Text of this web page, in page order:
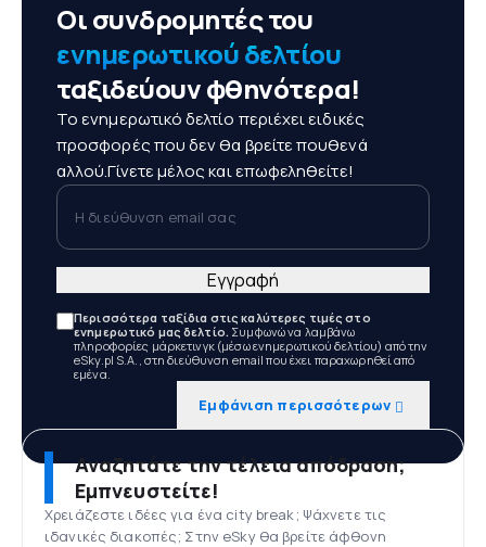
Οι συνδρομητές του
ενημερωτικού δελτίου
ταξιδεύουν φθηνότερα!
Το ενημερωτικό δελτίο περιέχει ειδικές
προσφορές που δεν θα βρείτε πουθενά
αλλού.Γίνετε μέλος και επωφεληθείτε!
Η διεύθυνση email σας
Περισσότερα ταξίδια στις καλύτερες τιμές στο
ενημερωτικό μας δελτίο. Συμφωνώ να λαμβάνω
πληροφορίες μάρκετινγκ (μέσω ενημερωτικού δελτίου) από την
eSky.pl S.A., στη διεύθυνση email που έχει παραχωρηθεί από
εμένα.
Εμφάνιση περισσότερων
Εγγραφή
Αναζητάτε την τέλεια απόδραση;
Εμπνευστείτε!
Χρειάζεστε ιδέες για ένα city break; Ψάχνετε τις
ιδανικές διακοπές; Στην eSky θα βρείτε άφθονη